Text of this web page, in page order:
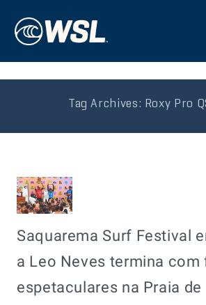
Tag Archives: Roxy Pro
Saquarema Surf Festival
a Leo Neves termina com
espetaculares na Praia de